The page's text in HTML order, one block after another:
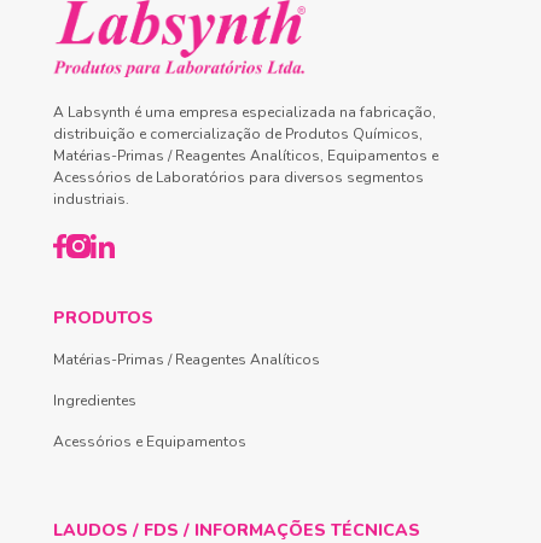
A Labsynth é uma empresa especializada na fabricação,
distribuição e comercialização de Produtos Químicos,
Matérias-Primas / Reagentes Analíticos, Equipamentos e
Acessórios de Laboratórios para diversos segmentos
industriais.
PRODUTOS
Matérias-Primas / Reagentes Analíticos
Ingredientes
Acessórios e Equipamentos
LAUDOS / FDS / INFORMAÇÕES TÉCNICAS